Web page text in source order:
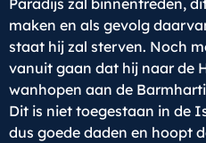
maken en als gevolg
staat hij zal sterven. Noch
vanuit gaan dat hij naar de
wanhopen aan de
Dit is niet toegestaan in de
dus goede daden en hoopt